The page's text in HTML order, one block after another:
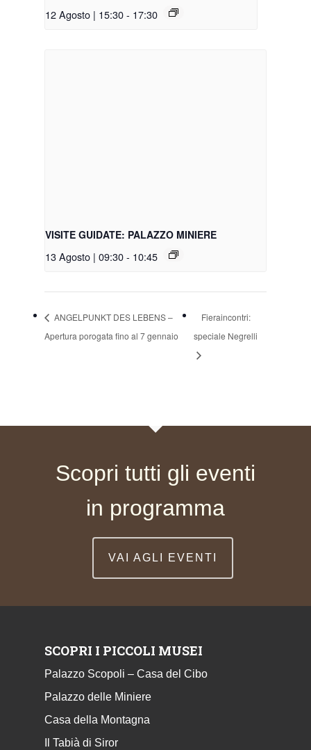
12 Agosto | 15:30- 17:30
VISITE GUIDATE: PALAZZO MINIERE
13 Agosto | 09:30- 10:45
ANGELPUNKT DES LEBENS –
Apertura porogata fino al 7 gennaio
Fieraincontri:
speciale Negrelli
Scopri tutti gli eventi
in programma
VAI AGLI EVENTI
SCOPRI I PICCOLI MUSEI
Palazzo Scopoli – Casa del Cibo
Palazzo delle Miniere
Casa della Montagna
Il Tabià di Siror